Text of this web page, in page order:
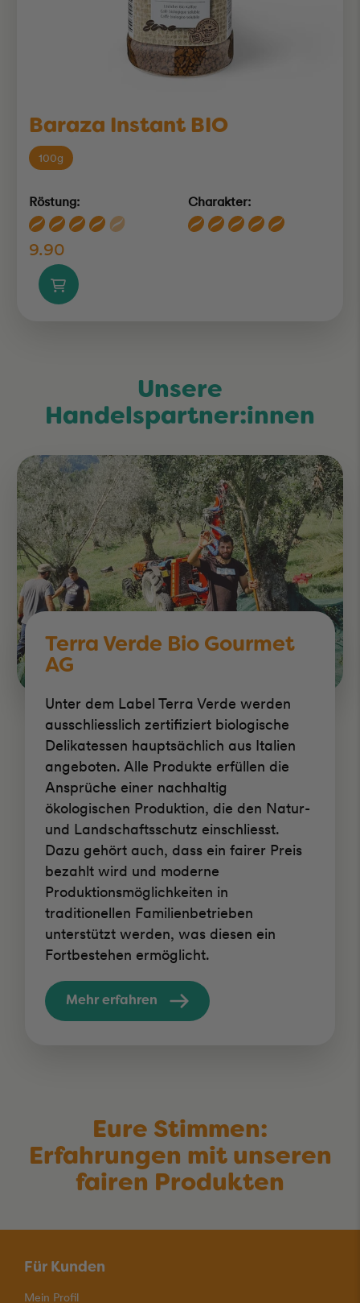
Baraza Instant BIO
100g
Röstung: Charakter:
9.90
Unsere
Handelspartner:innen
Terra Verde Bio Gourmet
AG
Unter dem Label Terra Verde werden
ausschliesslich zertifiziert biologische
Delikatessen hauptsächlich aus Italien
angeboten. Alle Produkte erfüllen die
Ansprüche einer nachhaltig
ökologischen Produktion, die den Natur-
und Landschaftsschutz einschliesst.
Dazu gehört auch, dass ein fairer Preis
bezahlt wird und moderne
Produktionsmöglichkeiten in
traditionellen Familienbetrieben
unterstützt werden, was diesen ein
Fortbestehen ermöglicht.
Mehr erfahren
Eure Stimmen:
Erfahrungen mit unseren
fairen Produkten
Für Kunden
Mein Profil